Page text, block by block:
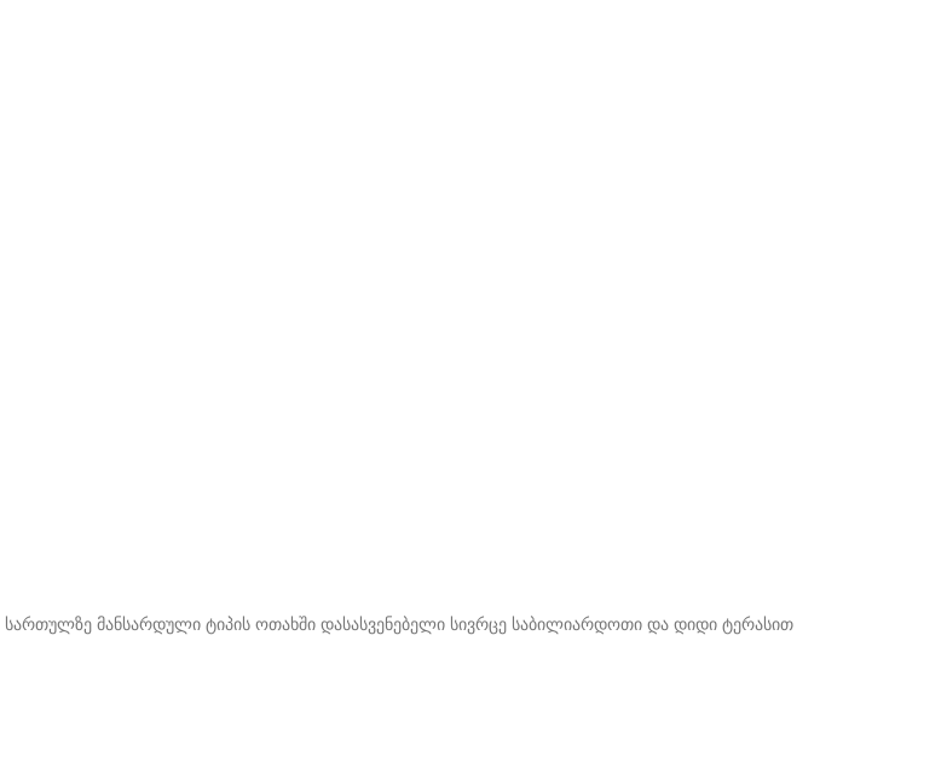
მანსარდული ტიპის ოთახში დასასვენებელი სივრცე საბილიარდოთი და დიდი ტერასით